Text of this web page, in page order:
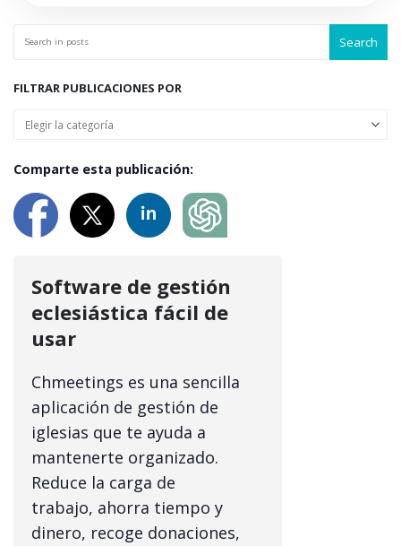
Search
FILTRAR PUBLICACIONES POR
Comparte esta publicación:
Software de gestión
eclesiástica fácil de
usar
Chmeetings es una sencilla
aplicación de gestión de
iglesias que te ayuda a
mantenerte organizado.
Reduce la carga de
trabajo, ahorra tiempo y
dinero, recoge donaciones,